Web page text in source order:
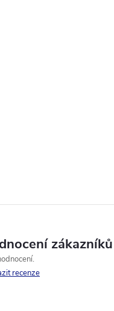
zákazníků
recenze